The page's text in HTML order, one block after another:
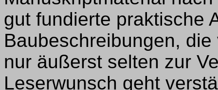
gut fundierte praktische
Baubeschreibungen,
nur äußerst selten zur
Leserwunsch geht